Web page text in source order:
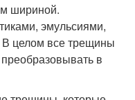
шириной.
эмульсиями,
целом все трещины
в